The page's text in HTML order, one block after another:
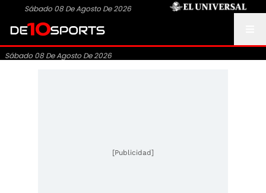
Sábado 08 De Agosto De 2026
Sábado 08 De Agosto De 2026
[Publicidad]